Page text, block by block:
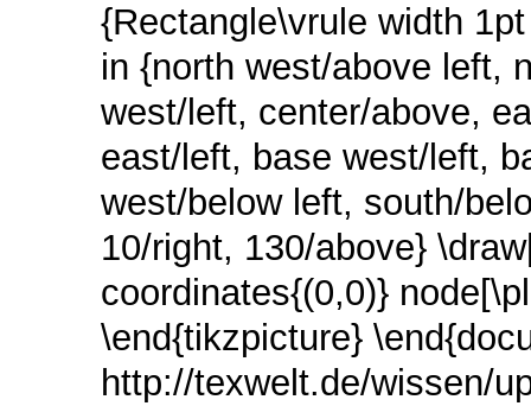
{Rectangle\vrule width
in {north west/above left,
west/left, center/above,
east/left, base west/left,
west/below left, south/
10/right, 130/above}
coordinates{(0,0)}
\end{tikzpicture}
http://texwelt.de/wissen/